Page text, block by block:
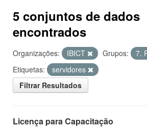
5 conjuntos de dados
encontrados
Organizações: IBICT Grupos:
7.
Etiquetas:
servidores
Filtrar Resultados
Licença para Capacitação